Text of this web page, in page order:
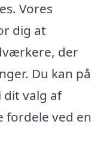
Vores
dig at
der
Du kan på
dit valg af
fordele ved en